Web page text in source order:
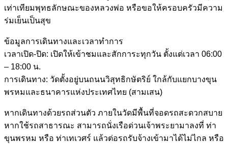
เท่าเทียมพุทธลักษณะของหลวงพ่อ หรือขอให้ครอบครัวมีความ
ร่มเย็นเป็นสุข
ข้อมูลการเดินทางและเวลาทำการ
เวลาเปิด-ปิด: เปิดให้เข้าชมและสักการะทุกวัน ตั้งแต่เวลา 06:00
– 18:00 น.
การเดินทาง: วัดตั้งอยู่บนถนนวิสุทธิกษัตริย์ ใกล้กับแยกบางขุน
พรหมและธนาคารแห่งประเทศไทย (สามเสน)
หากเดินทางด้วยรถส่วนตัว ภายในวัดมีพื้นที่จอดรถสะดวกสบาย
หากใช้รถสาธารณะ สามารถนั่งเรือด่วนเจ้าพระยามาลงที่ ท่า
ขุนพรหม หรือ ท่าเทเวศร์ แล้วต่อรถรับจ้างเข้ามาได้ไม่ไกล หรือ